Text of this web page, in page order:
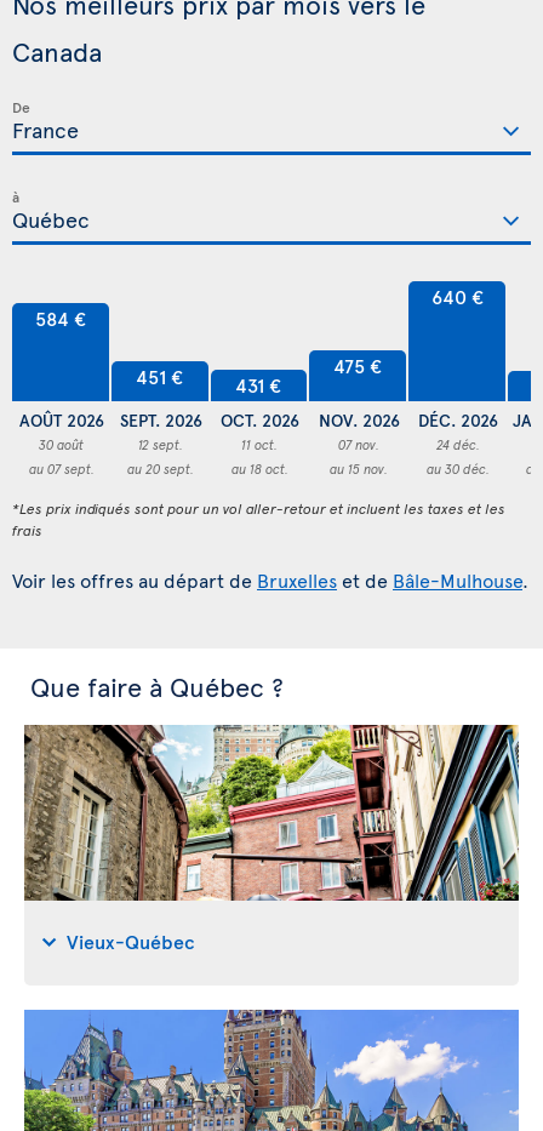
Canada
De
à
584 €
AOÛT 2026
30 août
au 07 sept.
451 €
SEPT. 2026
12 sept.
au 20 sept.
431 €
OCT. 2026
11 oct.
au 18 oct.
475 €
NOV. 2026
07 nov.
au 15 nov.
640 €
DÉC. 2026
24 déc.
au 30 déc.
*Les prix indiqués sont pour un vol aller-retour et incluent les taxes et les
frais
Voir les offres au départ de Bruxelles et de Bâle-Mulhouse.
Que faire à Québec ?
Vieux-Québec